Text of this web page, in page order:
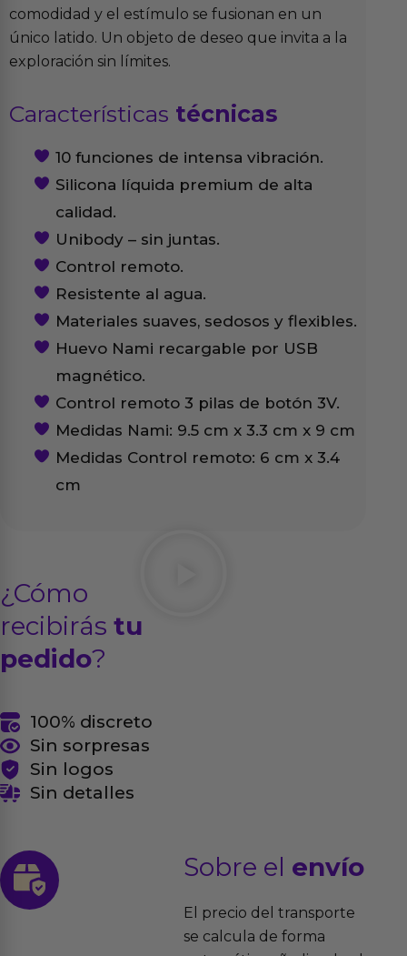
comodidad y el estímulo se fusionan en un
único latido. Un objeto de deseo que invita a la
exploración sin límites.
Características técnicas
10 funciones de intensa vibración.
Silicona líquida premium de alta
calidad.
Unibody – sin juntas.
Control remoto.
Resistente al agua.
Materiales suaves, sedosos y flexibles.
Huevo Nami recargable por USB
magnético.
Control remoto 3 pilas de botón 3V.
Medidas Nami: 9.5 cm x 3.3 cm x 9 cm
Medidas Control remoto: 6 cm x 3.4
cm
¿Cómo
recibirás tu
pedido?
100% discreto
Sin sorpresas
Sin logos
Sin detalles
Sobre el envío
El precio del transporte
se calcula de forma